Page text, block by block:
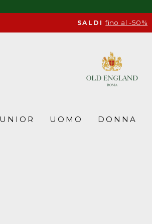
Pause
SALDI fino al -50%
UOMO DONNA